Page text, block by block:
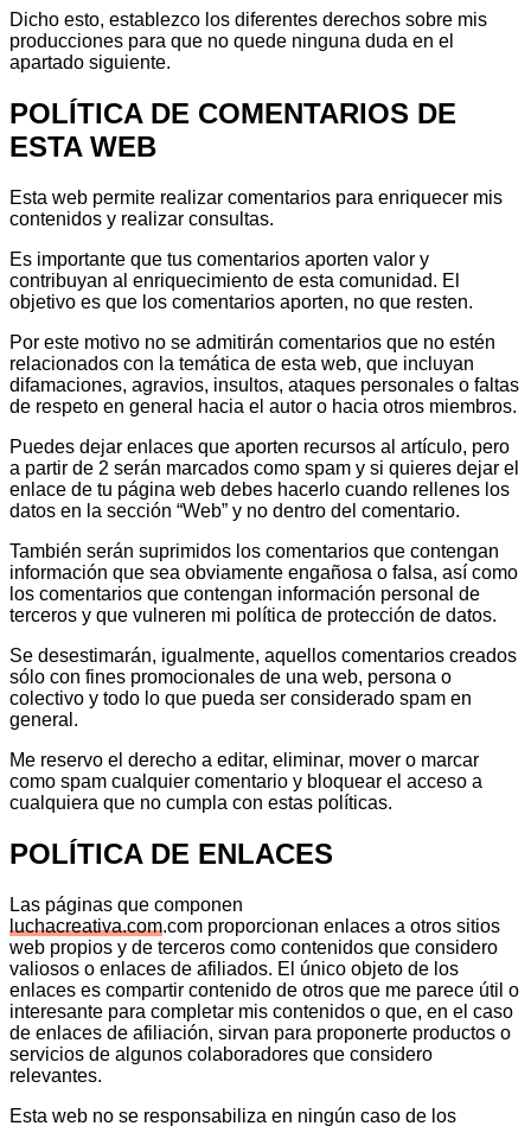
Dicho esto, establezco los diferentes derechos sobre mis
producciones para que no quede ninguna duda en el
apartado siguiente.
POLÍTICA DE COMENTARIOS DE
ESTA WEB
Esta web permite realizar comentarios para enriquecer mis
contenidos y realizar consultas.
Es importante que tus comentarios aporten valor y
contribuyan al enriquecimiento de esta comunidad. El
objetivo es que los comentarios aporten, no que resten.
Por este motivo no se admitirán comentarios que no estén
relacionados con la temática de esta web, que incluyan
difamaciones, agravios, insultos, ataques personales o faltas
de respeto en general hacia el autor o hacia otros miembros.
Puedes dejar enlaces que aporten recursos al artículo, pero
a partir de 2 serán marcados como spam y si quieres dejar el
enlace de tu página web debes hacerlo cuando rellenes los
datos en la sección “Web” y no dentro del comentario.
También serán suprimidos los comentarios que contengan
información que sea obviamente engañosa o falsa, así como
los comentarios que contengan información personal de
terceros y que vulneren mi política de protección de datos.
Se desestimarán, igualmente, aquellos comentarios creados
sólo con fines promocionales de una web, persona o
colectivo y todo lo que pueda ser considerado spam en
general.
Me reservo el derecho a editar, eliminar, mover o marcar
como spam cualquier comentario y bloquear el acceso a
cualquiera que no cumpla con estas políticas.
POLÍTICA DE ENLACES
Las páginas que componen
luchacreativa.com.com proporcionan enlaces a otros sitios
web propios y de terceros como contenidos que considero
valiosos o enlaces de afiliados. El único objeto de los
enlaces es compartir contenido de otros que me parece útil o
interesante para completar mis contenidos o que, en el caso
de enlaces de afiliación, sirvan para proponerte productos o
servicios de algunos colaboradores que considero
relevantes.
Esta web no se responsabiliza en ningún caso de los